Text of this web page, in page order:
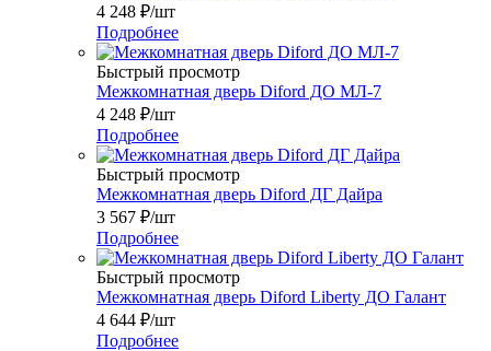
4 248 ₽/шт
Подробнее
Быстрый просмотр
Межкомнатная дверь Diford ДО МЛ-7
4 248 ₽/шт
Подробнее
Быстрый просмотр
Межкомнатная дверь Diford ДГ Дайра
3 567 ₽/шт
Подробнее
Быстрый просмотр
Межкомнатная дверь Diford Liberty ДО Галант
4 644 ₽/шт
Подробнее